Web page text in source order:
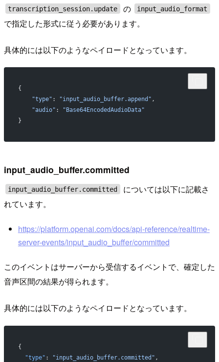
transcription_session.update の input_audio_format
で指定した形式に従う必要があります。
具体的には以下のようなペイロードとなっています。
{
    "type"
: "input_audio_buffer.append" ,
    "audio"
:
"Base64EncodedAudioData"
}
input_audio_buffer.committed
input_audio_buffer.committed
については以下に記載さ
れています。
https://platform.openai.com/docs/api-reference/realtime-
server-events/input_audio_buffer/committed
このイベントはサーバーから受信するイベントで、確定した
音声区間の結果が得られます。
具体的には以下のようなペイロードとなっています。
{
  "type"
: "input_audio_buffer.committed" ,